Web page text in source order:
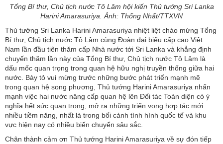
Tổng Bí thư, Chủ tịch nước Tô Lâm hội kiến Thủ tướng Sri Lanka
Harini Amarasuriya. Ảnh: Thống Nhất/TTXVN
Thủ tướng Sri Lanka Harini Amarasuriya nhiệt liệt chào mừng Tổng
Bí thư, Chủ tịch nước Tô Lâm cùng Đoàn đại biểu cấp cao Việt
Nam lần đầu tiên thăm cấp Nhà nước tới Sri Lanka và khẳng định
chuyến thăm lần này của Tổng Bí thư, Chủ tịch nước Tô Lâm là
dấu mốc quan trọng trong quan hệ hữu nghị truyền thống giữa hai
nước. Bày tỏ vui mừng trước những bước phát triển mạnh mẽ
trong quan hệ song phương, Thủ tướng Harini Amarasuriya nhấn
mạnh việc hai nước nâng cấp quan hệ lên Đối tác Toàn diện có ý
nghĩa hết sức quan trọng, mở ra những triển vọng hợp tác mới
nhiều tiềm năng, nhất là trong bối cảnh tình hình quốc tế và khu
vực hiện nay có nhiều biến chuyển sâu sắc.
Chân thành cảm ơn Thủ tướng Harini Amarasuriya về sự đón tiếp